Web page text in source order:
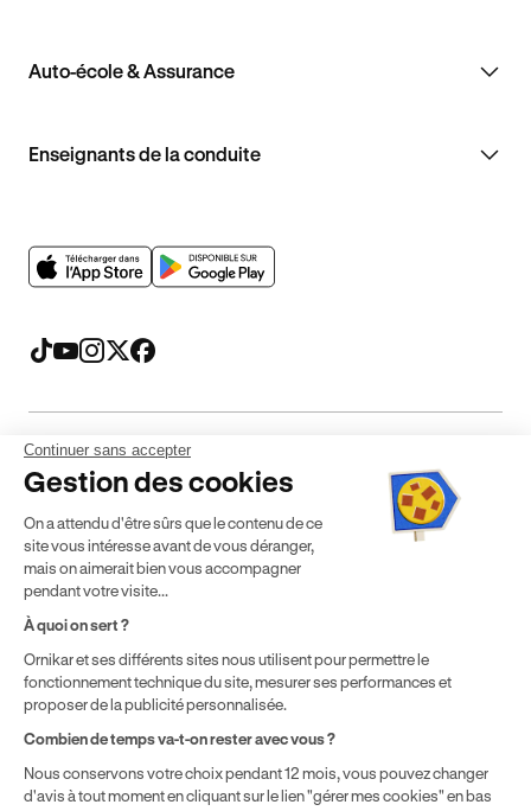
Auto-école & Assurance
Enseignants de la conduite
Mentions légales CGV CGU Politique de confidentialité
* Détail des conditions de nos offres
localisation géographique et du type de formules que vous
achetez comme détaillé dans nosConditions Générales de
Vente.
Continuer sans accepter
Gestion des cookies
On a attendu d'être sûrs que le contenu de ce
site vous intéresse avant de vous déranger,
mais on aimerait bien vous accompagner
pendant votre visite...
À quoi on sert ?
Ornikar et ses différents sites nous utilisent pour permettre le
fonctionnement technique du site, mesurer ses performances et
proposer de la publicité personnalisée.
Combien de temps va-t-on rester avec vous ?
Nous conservons votre choix pendant 12 mois, vous pouvez changer
d'avis à tout moment en cliquant sur le lien "gérer mes cookies" en bas